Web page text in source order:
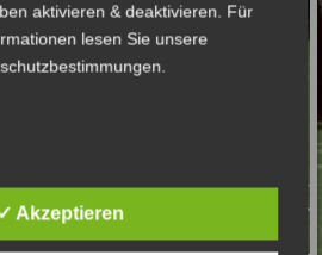
aktivieren & deaktivieren. Für
lesen Sie unsere
✓ Akzeptieren